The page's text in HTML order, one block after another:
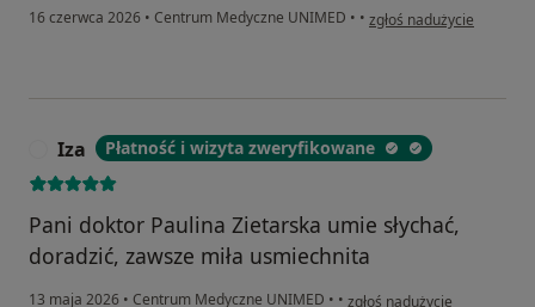
16 czerwca 2026 • Centrum Medyczne UNIMED • • w opinii użytkownika M.K
zgłoś nadużycie
Iza Płatność i wizyta zweryfikowane
Pani doktor Paulina Zietarska umie słychać,
doradzić, zawsze miła usmiechnita
13 maja 2026 • Centrum Medyczne UNIMED • • w opinii użytkownika Iza
zgłoś nadużycie